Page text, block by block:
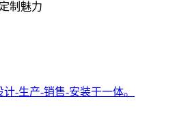
制魅力
-生产-销售-安装于一体。